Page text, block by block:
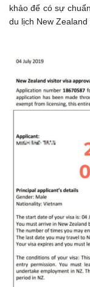
khảo để có sự
du lịch New Zealand